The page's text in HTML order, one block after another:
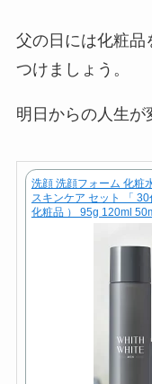
父の日には化粧品
つけましょう。
明日からの人生が
洗顔 洗顔フォーム 化粧
スキンケア セット 「
化粧品 ） 95g 120ml